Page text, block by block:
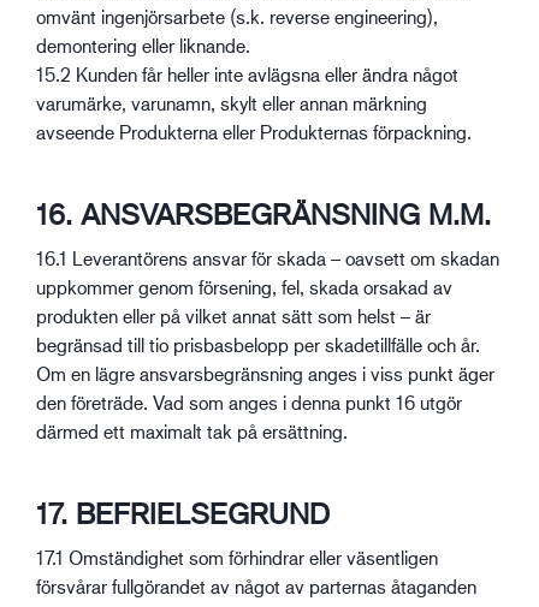
omvänt ingenjörsarbete (s.k. reverse engineering),
demontering eller liknande.
15.2 Kunden får heller inte avlägsna eller ändra något
varumärke, varunamn, skylt eller annan märkning
avseende Produkterna eller Produkternas förpackning.
16. ANSVARSBEGRÄNSNING M.M.
16.1 Leverantörens ansvar för skada – oavsett om skadan
uppkommer genom försening, fel, skada orsakad av
produkten eller på vilket annat sätt som helst – är
begränsad till tio prisbasbelopp per skadetillfälle och år.
Om en lägre ansvarsbegränsning anges i viss punkt äger
den företräde. Vad som anges i denna punkt 16 utgör
därmed ett maximalt tak på ersättning.
17. BEFRIELSEGRUND
17.1 Omständighet som förhindrar eller väsentligen
försvårar fullgörandet av något av parternas åtaganden